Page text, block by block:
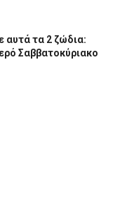
αυτά τα 2 ζώδια:
Σαββατοκύριακο